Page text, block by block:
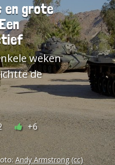
grote
Andy Armstrong (cc)
+6